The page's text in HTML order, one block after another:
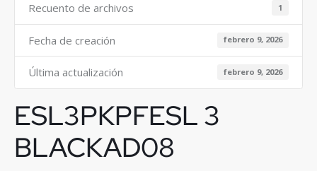
Recuento de archivos 1
Fecha de creación febrero 9, 2026
Última actualización febrero 9, 2026
ESL3PKPFESL 3
BLACKAD08